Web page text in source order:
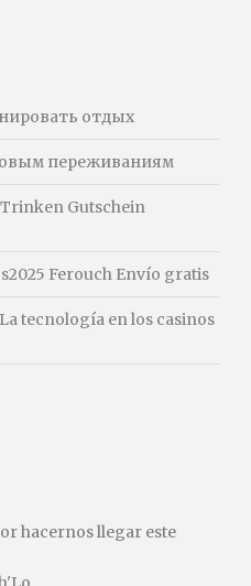
отдых
переживаниям
Gutschein
Ferouch Envío gratis
tecnología en los casinos
hacernos llegar este